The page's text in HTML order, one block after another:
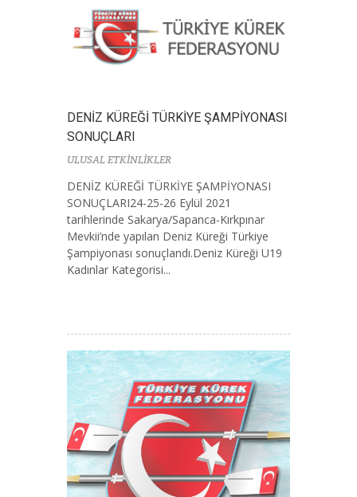
DENİZ KÜREĞİ TÜRKİYE ŞAMPİYONASI
SONUÇLARI
ULUSAL ETKİNLİKLER
DENİZ KÜREĞİ TÜRKİYE ŞAMPİYONASI
SONUÇLARI24-25-26 Eylül 2021
tarihlerinde Sakarya/Sapanca-Kırkpınar
Mevkii’nde yapılan Deniz Küreği Türkiye
Şampiyonası sonuçlandı.Deniz Küreği U19
Kadınlar Kategorisi...